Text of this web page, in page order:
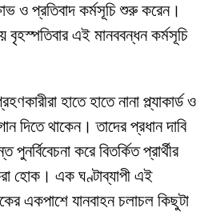
ও প্রতিবাদ কর্মসূচি শুরু করেন।
বৃহস্পতিবার এই মানববন্ধন কর্মসূচি
হাতে হাতে নানা প্ল্যাকার্ড ও
দিতে থাকেন। তাদের প্রধান দাবি
করে বিতর্কিত প্রার্থীর
হোক। এক ঘণ্টাব্যাপী এই
একপাশে যানবাহন চলাচল কিছুটা